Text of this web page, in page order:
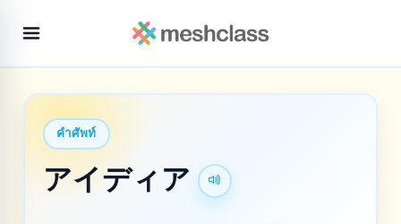
คำศัพท์
アイディア